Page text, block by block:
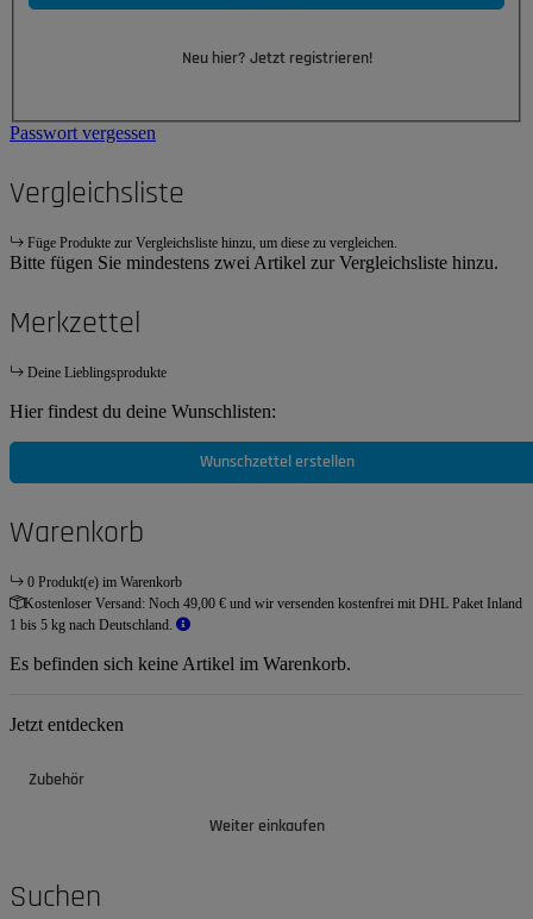
Neu hier? Jetzt registrieren!
Passwort vergessen
Vergleichsliste
Füge Produkte zur Vergleichsliste hinzu, um diese zu vergleichen.
Bitte fügen Sie mindestens zwei Artikel zur Vergleichsliste hinzu.
Merkzettel
Deine Lieblingsprodukte
Hier findest du deine Wunschlisten:
Wunschzettel erstellen
Warenkorb
0 Produkt(e) im Warenkorb
Kostenloser Versand: Noch 49,00 € und wir versenden kostenfrei mit DHL Paket Inland
1 bis 5 kg nach Deutschland.
Es befinden sich keine Artikel im Warenkorb.
Jetzt entdecken
Zubehör
Weiter einkaufen
Suchen